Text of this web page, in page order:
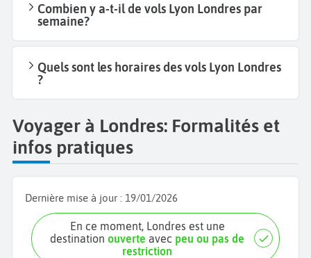
Combien y a-t-il de vols Lyon Londres par
semaine?
Quels sont les horaires des vols Lyon Londres
?
Voyager à Londres: Formalités et
infos pratiques
Dernière mise à jour : 19/01/2026
En ce moment, Londres est une
destinationouverte avec peu ou pas de
restriction